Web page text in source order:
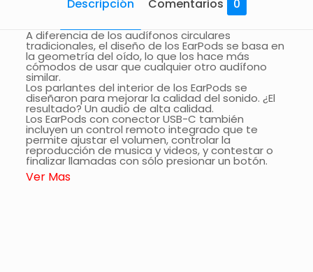
Descripción Comentarios 0
A diferencia de los audífonos circulares
tradicionales, el diseño de los EarPods se basa en
la geometría del oído, lo que los hace más
cómodos de usar que cualquier otro audífono
similar.
Los parlantes del interior de los EarPods se
diseñaron para mejorar la calidad del sonido. ¿El
resultado? Un audio de alta calidad.
Los EarPods con conector USB-C también
incluyen un control remoto integrado que te
permite ajustar el volumen, controlar la
reproducción de musica y videos, y contestar o
finalizar llamadas con sólo presionar un botón.
Ver Mas